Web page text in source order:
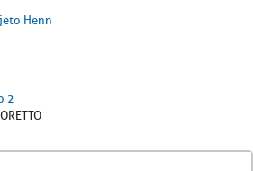
Henn
2